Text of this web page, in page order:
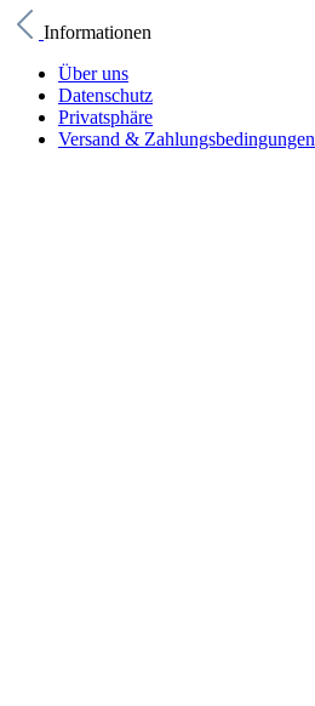
Informationen
Über uns
Datenschutz
Privatsphäre
Versand & Zahlungsbedingungen